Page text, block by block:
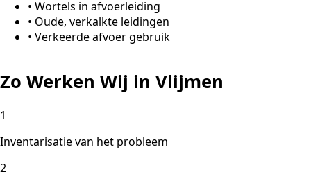
• Wortels in afvoerleiding
• Oude, verkalkte leidingen
• Verkeerde afvoer gebruik
Zo Werken Wij in Vlijmen
1
Inventarisatie van het probleem
2